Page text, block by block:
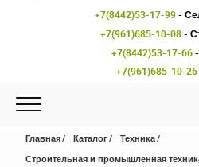
+7(8442)53-17-99-
+7(961)685-10-08-
+7(8442)53-17-66-
+7(961)685-10-26
Главная Каталог
Техника
Строительная и промышленная